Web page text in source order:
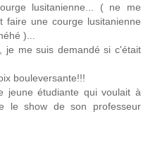
lusitanienne... ( ne me
faire une courge lusitanienne
)...
je me suis demandé si c'était
bouleversante!!!
jeune étudiante qui voulait à
le show de son professeur